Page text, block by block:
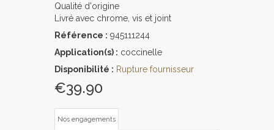
Qualité d'origine
Livré avec chrome, vis et joint
Référence : 945111244
Application(s) : coccinelle
Disponibilité : Rupture fournisseur
€39.90
Nos engagements